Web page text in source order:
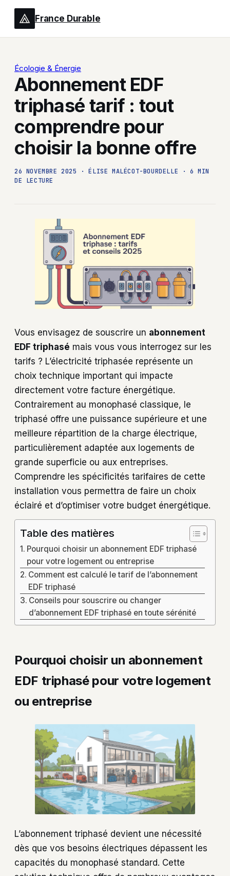
France Durable
Écologie & Énergie
Abonnement EDF
triphasé tarif : tout
comprendre pour
choisir la bonne offre
26 NOVEMBRE 2025 · ÉLISE MALÉCOT-BOURDELLE ·
6 MIN
DE LECTURE
Vous envisagez de souscrire un abonnement
EDF triphasé mais vous vous interrogez sur les
tarifs ? L’électricité triphasée représente un
choix technique important qui impacte
directement votre facture énergétique.
Contrairement au monophasé classique, le
triphasé offre une puissance supérieure et une
meilleure répartition de la charge électrique,
particulièrement adaptée aux logements de
grande superficie ou aux entreprises.
Comprendre les spécificités tarifaires de cette
installation vous permettra de faire un choix
éclairé et d’optimiser votre budget énergétique.
Table des matières
Pourquoi choisir un abonnement EDF triphasé
pour votre logement ou entreprise
Comment est calculé le tarif de l’abonnement
EDF triphasé
Conseils pour souscrire ou changer
d’abonnement EDF triphasé en toute sérénité
Pourquoi choisir un abonnement
EDF triphasé pour votre logement
ou entreprise
L’abonnement triphasé devient une nécessité
dès que vos besoins électriques dépassent les
capacités du monophasé standard. Cette